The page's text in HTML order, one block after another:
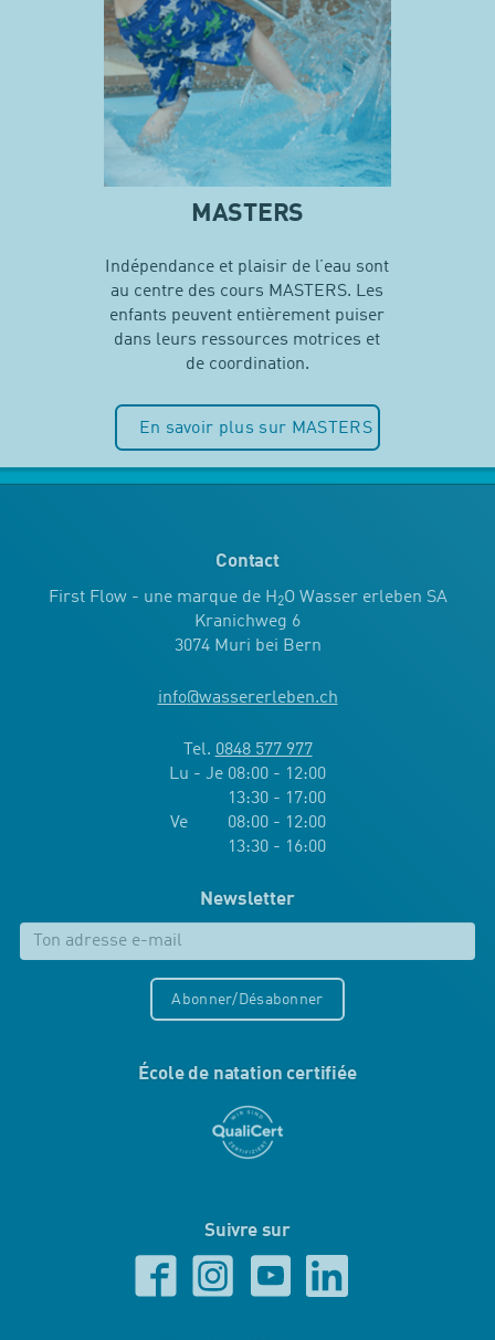
MASTERS
Indépendance et plaisir de l’eau sont
au centre des cours MASTERS. Les
enfants peuvent entièrement puiser
dans leurs ressources motrices et
de coordination.
En savoir plus sur MASTERS
Contact
First Flow - une marque de H2O Wasser erleben SA
Kranichweg 6
3074 Muri bei Bern
info@wassererleben.ch
Tel. 0848 577 977
Lu - Je 08:00 - 12:00
13:30 - 17:00
Ve 08:00 - 12:00
13:30 - 16:00
Newsletter
Abonner/Désabonner
École de natation certifiée
Suivre sur